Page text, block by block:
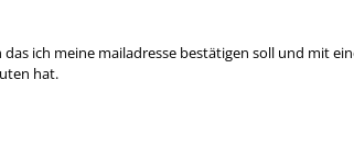
ich meine mailadresse bestätigen soll und mit
hat.